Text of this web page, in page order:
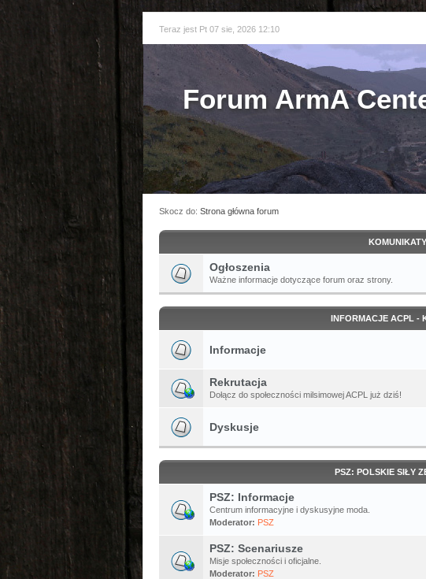
Teraz jest Pt 07 sie, 2026 12:10
Forum ArmA
Skocz do: Strona główna forum
KOMUNIKATY
Ogłoszenia
Ważne informacje dotyczące forum oraz strony.
INFORMACJE ACPL -
Informacje
Rekrutacja
Dołącz do społeczności milsimowej ACPL już dziś!
Dyskusje
PSZ: POLSKIE SIŁY
PSZ: Informacje
Centrum informacyjne i dyskusyjne moda.
Moderator: PSZ
PSZ: Scenariusze
Misje społeczności i oficjalne.
Moderator: PSZ